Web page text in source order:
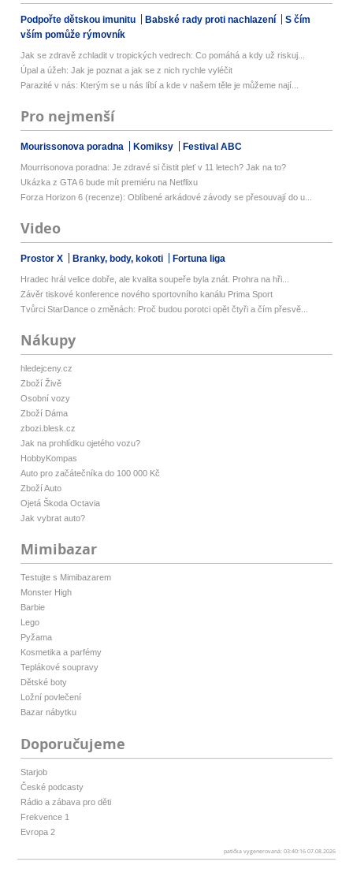
Podpořte dětskou imunitu Babské rady proti nachlazení
S čím
vším pomůže rýmovník
Jak se zdravě zchladit v tropických vedrech: Co pomáhá a kdy už riskuj...
Úpal a úžeh: Jak je poznat a jak se z nich rychle vyléčit
Parazité v nás: Kterým se u nás líbí a kde v našem těle je můžeme nají...
Pro nejmenší
Mourissonova poradna Komiksy Festival ABC
Mourrisonova poradna: Je zdravé si čistit pleť v 11 letech? Jak na to?
Ukázka z GTA 6 bude mít premiéru na Netflixu
Forza Horizon 6 (recenze): Oblíbené arkádové závody se přesouvají do u...
Video
Prostor X Branky, body, kokoti Fortuna liga
Hradec hrál velice dobře, ale kvalita soupeře byla znát. Prohra na hři...
Závěr tiskové konference nového sportovního kanálu Prima Sport
Tvůrci StarDance o změnách: Proč budou porotci opět čtyři a čím přesvě...
Nákupy
hledejceny.cz
Zboží Živě
Osobní vozy
Zboží Dáma
zbozi.blesk.cz
Jak na prohlídku ojetého vozu?
HobbyKompas
Auto pro začátečníka do 100 000 Kč
Zboží Auto
Ojetá Škoda Octavia
Jak vybrat auto?
Mimibazar
Testujte s Mimibazarem
Monster High
Barbie
Lego
Pyžama
Kosmetika a parfémy
Teplákové soupravy
Dětské boty
Ložní povlečení
Bazar nábytku
Doporučujeme
Starjob
České podcasty
Rádio a zábava pro děti
Frekvence 1
Evropa 2
patička vygenerovaná: 03:40:16 07.08.2026